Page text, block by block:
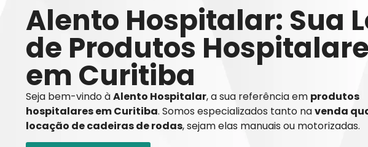
Alento Hospitalar: Sua
de Produtos
em Curitiba
Seja bem-vindo àAlento Hospitalar, a sua referência em produtos
hospitalares em Curitiba. Somos especializados tanto navenda
locação de cadeiras de rodas, sejam elas manuais ou motorizadas.